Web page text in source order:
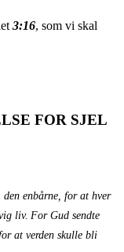
3:16, som vi skal
FOR SJEL
enbårne, for at hver
liv. For Gud sendte
at verden skulle bli